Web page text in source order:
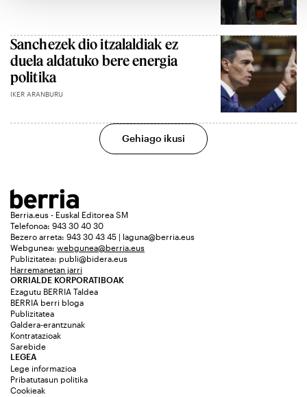
Sanchezek dio itzalaldiak ez
duela aldatuko bere energia
politika
IKER ARANBURU
Gehiago ikusi
Berria.eus - Euskal Editorea SM
Telefonoa: 943 30 40 30
Bezero arreta: 943 30 43 45 | laguna@berria.eus
Webgunea: webgunea@berria.eus
Publizitatea: publi@bidera.eus
Harremanetan jarri
ORRIALDE KORPORATIBOAK
Ezagutu BERRIA Taldea
BERRIA berri bloga
Publizitatea
Galdera-erantzunak
Kontratazioak
Sarebide
LEGEA
Lege informazioa
Pribatutasun politika
Cookieak